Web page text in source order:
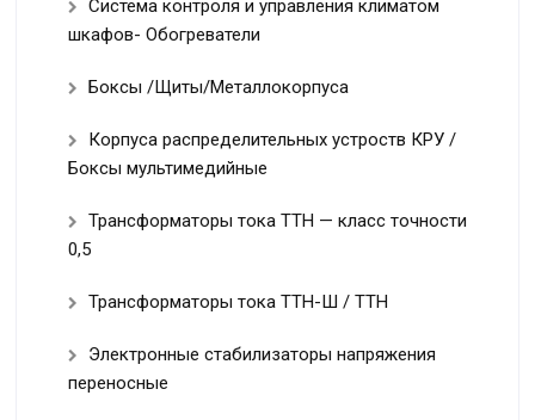
Система контроля и управления климатом
шкафов- Обогреватели
Боксы /Щиты/Металлокорпуса
Корпуса распределительных устроств КРУ /
Боксы мультимедийные
Трансформаторы тока ТТН — класс точности
0,5
Трансформаторы тока ТТН-Ш / ТТН
Электронные стабилизаторы напряжения
переносные